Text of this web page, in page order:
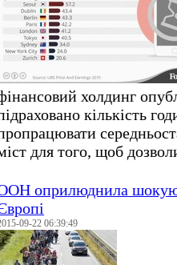
холдинг
кількість
для того, щоб
оприлюднила
09-22 06:39:49